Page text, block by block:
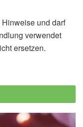
und darf
verwendet
ersetzen.